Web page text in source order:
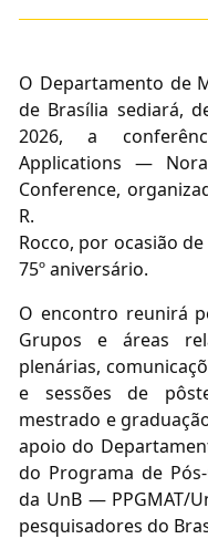
O Departamento de
de Brasília sediará,
2026, a
Applications —
Conference,
R.
Rocco, por ocasião
75º aniversário.
O encontro reunirá
Grupos e áreas
plenárias,
e sessões de
mestrado e
apoio do
do Programa de
da UnB — PPGMAT/
pesquisadores do